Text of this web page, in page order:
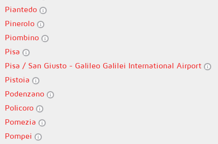
Piantedo
Pinerolo
Piombino
Pisa
Pisa / San Giusto - Galileo Galilei International Airport
Pistoia
Podenzano
Policoro
Pomezia
Pompei